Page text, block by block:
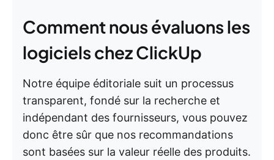
Comment nous évaluons les
logiciels chez ClickUp
Notre équipe éditoriale suit un processus
transparent, fondé sur la recherche et
indépendant des fournisseurs, vous pouvez
donc être sûr que nos recommandations
sont basées sur la valeur réelle des produits.